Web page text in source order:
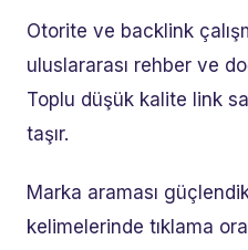
Otorite ve backlink
uluslararası rehber ve
Toplu düşük kalite link
taşır.
Marka araması
kelimelerinde tıklama